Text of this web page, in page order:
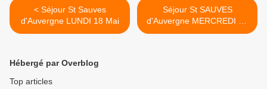
< Séjour St Sauves
d'Auvergne LUNDI 18 Mai
Séjour St SAUVES
d'Auvergne MERCREDI 20
mai >
Hébergé par Overblog
Top articles